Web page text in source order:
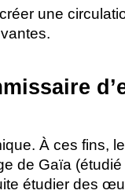
une
À ces fins,
de Gaïa (étudié
étudier des